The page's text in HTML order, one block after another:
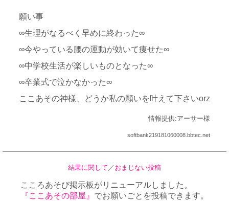
願い事
∞生理がなるべく早めに終わった∞
∞今やっている腰の運動が効いて痩せた∞
∞中学校生活が楽しいものとなった∞
∞卒業式で泣かなかった∞
ここあその神様、どうか私の願いを叶えて下さいorz
情報提供:アーサー様
softbank219181060008.bbtec.net
結果に関して ／ おまじない投稿
こころあそび掲示板がリニューアルしました。
『ここあその部屋』 でお願いごとを投稿できます。